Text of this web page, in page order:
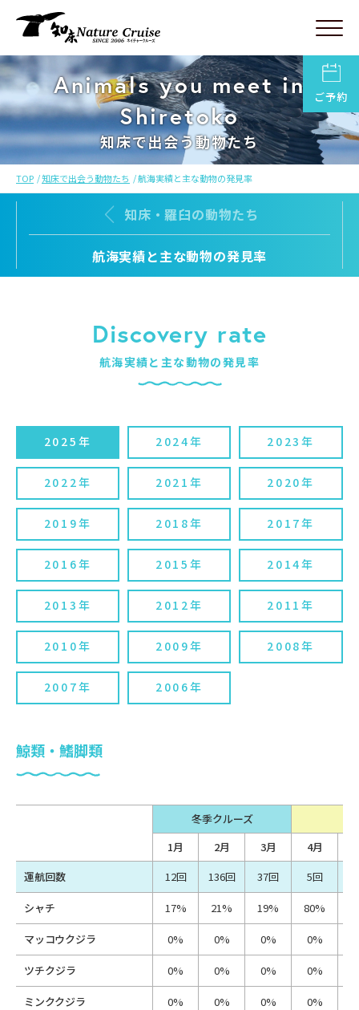
ご予約
Animals you meet in
Shiretoko
知床で出会う動物たち
TOP 知床で出会う動物たち 航海実績と主な動物の発見率
知床・羅臼の動物たち
航海実績と主な動物の発見率
Discovery rate
航海実績と主な動物の発見率
2025年 2024年 2023年
2022年 2021年 2020年
2019年 2018年 2017年
2016年 2015年 2014年
2013年 2012年 2011年
2010年 2009年 2008年
2007年 2006年
鯨類・鰭脚類
冬季クルーズ
1月
2月 3月 4月
運航回数
12回 136回 37回 5回
シャチ 17% 21% 19% 80%
マッコウクジラ 0% 0% 0% 0%
ツチクジラ 0% 0% 0% 0%
ミンククジラ 0% 0% 0% 0%